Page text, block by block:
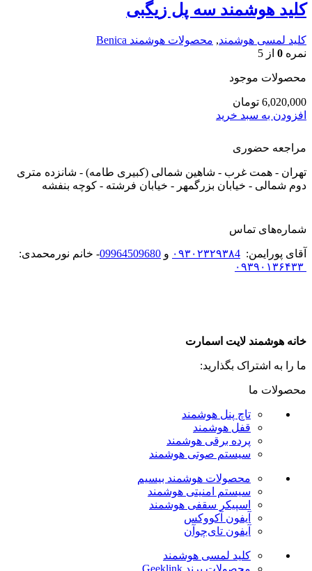
کلید هوشمند سه پل زیگبی
کلید لمسی هوشمند, محصولات هوشمند Benica
نمره 0 از 5
محصولات موجود
6,020,000 تومان
افزودن به سبد خرید
مراجعه حضوری
تهران - همت غرب - شاهین شمالی (کبیری طامه) - شانزده متری
دوم شمالی - خیابان بزرگمهر - خیابان فرشته - کوچه بنفشه
شماره‌های تماس
آقای پورایمن: ۰۹۳۰۲۳۲۹۳۸4 و 09964509680- خانم نورمحمدی:
خانه هوشمند لایت اسمارت
ما را به اشتراک بگذارید:
محصولات ما
تاچ پنل هوشمند
قفل هوشمند
پرده برقی هوشمند
سیستم صوتی هوشمند
محصولات هوشمند بیسیم
سیستم امنیتی هوشمند
اسپیکر سقفی هوشمند
آیفون آکووکس
آیفون تای‌چوآن
کلید لمسی هوشمند
محصولات برند Geeklink